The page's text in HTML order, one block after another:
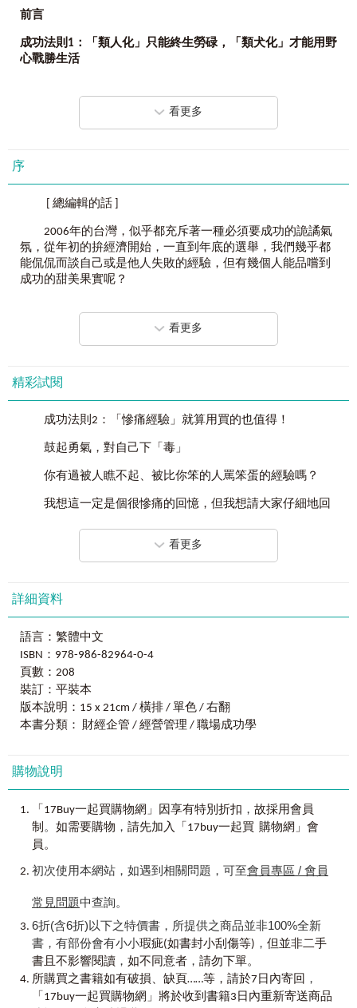
1. 「類人化」只能終生勞碌，「類犬化」才能用野心戰勝生
活
2.「慘痛經驗」就算用買的也值得！
4. 經過設計的成功將會在逆境中脫穎而出
6. 傾盡全力，用直球和命運一決勝負！
總是遇不到伯樂而悶悶不樂的你
無法滿足於現狀，拚命想往遠大目標邁進的你
也正符合《Ｖ型人生的失敗成功學》所傳達的最終思想
前言
成功法則 1 ：「類人化」只能終生勞碌，「類犬化」才能用野
心戰勝生活
處在生死關頭的人能力最強！
深感人間失格的我，差點走上自殺之路
遵循自然法則便是「生存本能」
沒人格，不過是隻會「無故狂吠的野良犬」！
成功法則2：「慘痛經驗」就算用買的也值得！
將撿垃圾的自己當作另一個人
只有嘗過痛楚的人才能真正覺醒
失去的信譽，得累積十次的良好信用才能再度建立
人不是為了「未來」活著，而是為了「創造過去」
確定自己想要的，才能找到行為的動力
成功法則 3：天公疼憨仔，懂得感恩的人才配擁有好運
擁有真正的「自信」，而不是「自負」
懂得感謝讓你擁有更多朋友
找到讓人幫你的方法
小小失敗帶你走入失意深谷
貴人只會守護在盡全力的人身邊
成功法則
「成功」就是當一無所有時，還能繼續堅持目標
欲望就是目標
付出的犧牲將化成幸福反饋
「成功」的定義就在於你以哪種角度想
「社會型成功」與「自我型成功」
看更多
序
[ 總編輯的話 ]
2006年的台灣，似乎都充斥著一種必須要成功的詭譎氣
氛，從年初的拚經濟開始，一直到年底的選舉，我們幾乎都
能侃侃而談自己或是他人失敗的經驗，但有幾個人能品嚐到
成功的甜美果實呢？
說：「失敗其實是一尊學習的菩薩，失敗會造成一定要改變
堀之內九一郎社長，在35歲那一年因為負債一億日圓的
關係，甚至變成了流浪漢，他必須要從垃圾堆中找出可以吃
「不是在意別人的眼光，而是你必須先說服自己，進而戰勝
的東西」，堀之內社長也從幫助他可以繼續苟活的垃圾堆
中，找出了他繼續活下去的力量，也從垃圾堆中創造出年營
收102億元，全日本200家連鎖店舖的生意，如果不是那一種
失敗後的急迫性，我想也沒辦法成就出一定會成功的失敗經
身上的最後一分錢，沒有任何人的幫助、奧援，所以他變成
了流浪漢，睡在路邊並吃著垃圾桶內的食物。在一次翻垃圾
桶找東西吃的時候，他從鏡中看到自己的潦倒，也從鏡中再
一次真正發自內心的接受了自己，進而得到了人生和事業的
大成功。
人生的旅途中，沒有人能夠完全順遂的過完他的一生。
每一次的挫折對我們而言，或許就像人生經驗中的小感冒，
我們的人生會在一次又一次的感冒中，不斷獲得更多的免疫
樣，只能搖尾乞憐的等著主人賞口飯吃，可要像「野良犬」
般，有著無比的韌性、耐力和找到食物的敏銳眼光。
「V型人生」象徵著從跌到谷底翻身後的圖像，更代表
著成功後舉著V型手勢的開心。如果能從每一次的失敗中得
到經驗和學習，那就是屬於自己真正的失敗成功學啊！因為
每次的失敗，不就藏著下一次成功的密碼嗎？
[ 作者序 ]
你是一隻向飼主搖尾乞憐的「寵物狗」，還是縱横荒野
的「野良犬」呢？
我一直以身為「野良犬」1為榮。
看更多
精彩試閱
成功法則2：「慘痛經驗」就算用買的也值得！
鼓起勇氣，對自己下「毒」
你有過被人瞧不起、被比你笨的人罵笨蛋的經驗嗎？
我想這一定是個很慘痛的回憶，但我想請大家仔細地回
因為這個「侮辱」將是你累積成為「野良犬」必備的經
還記得那時候，我因為還不出錢來，差點被逼上絕路，
最後淪落到變成流浪漢，吃著別人不要的剩菜剩飯，我才終
路人鄙視的眼神就像利針一樣，一直猛往我的心裡刺進
去。那種丟臉、受盡侮辱的感覺，幾乎就快把我逼瘋了。
可是，久而久之，我竟然習慣這種鄙視的眼神了。不僅
如此，我甚至必須依靠別人的眼神才能活下去。直到現在，
就算要我再靠撿垃圾來維持生活，我也會甘之如飴。而就在
我想，大概是因為身上已經有抵抗力了吧。在不知不覺
中，我的身體開始自動產生足以對抗這種鄙視眼神和侮辱的
抵抗力了。
當微小的細菌悄悄滲入到體內的時候，我有了完整的抵
抗力來和病菌對抗，就像接種疫苗一樣，連「內心」都做足
了準備。有了這種經驗之後，別人的鄙視眼神或是任何諷刺
的言語，對我來說，根本就是小兒科。
社會上有些人會過度在意別人的眼光，或者因為一些芝
麻綠豆大的批評就抓狂，甚至還有人因為氣憤過了頭而去殺
人。這些人之所以會做出這種逾矩的行為，全是因為他們的
抵抗力太弱了。
我相信，沒有人的一生是完全沒經歷任何挫折的。每個
看更多
詳細資料
語言：繁體中文
ISBN：978-986-82964-0-4
頁數：208
裝訂：平裝本
版本說明：15 x 21cm / 橫排 / 單色 / 右翻
本書分類： 財經企管 / 經營管理 / 職場成功學
購物說明
「17Buy一起買購物網」因享有特別折扣 ， 故採用會員
制 。 如需要購物 ， 請先加入「17buy一起買 購物網」會
員。
初次使用本網站，如遇到相關問題，可至會員專區 / 會員
常見問題中查詢。
6折(含6折)以下之特價書，所提供之商品並非100%全新
書，有部份會有小小瑕疵(如書封小刮傷等) ， 但並非二手
書且不影響閱讀 ， 如不同意者 ， 請勿下單。
所購買之書籍如有破損、缺頁……等，請於7日內寄回 ，
「17buy一起買購物網」將於收到書籍3日內重新寄送商品